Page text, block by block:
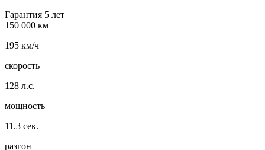
Гарантия 5 лет
150 000 км
195 км/ч
скорость
128 л.с.
мощность
11.3 сек.
разгон